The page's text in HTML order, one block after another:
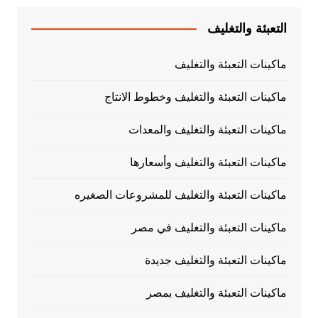
التعبئة والتغليف
ماكينات التعبئة والتغليف
ماكينات التعبئة والتغليف وخطوط الانتاج
ماكينات التعبئة والتغليف والمعدات
ماكينات التعبئة والتغليف وأسعارها
ماكينات التعبئة والتغليف للمشروعات الصغيره
ماكينات التعبئة والتغليف في مصر
ماكينات التعبئة والتغليف جديدة
ماكينات التعبئة والتغليف بمصر